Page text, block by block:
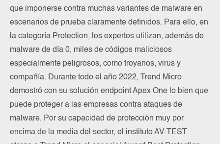
que imponerse contra muchas variantes de malware en
escenarios de prueba claramente definidos. Para ello, en
la categoría Protection, los expertos utilizan, además de
malware de día 0, miles de códigos maliciosos
especialmente peligrosos, como troyanos, virus y
compañía. Durante todo el año 2022, Trend Micro
demostró con su solución endpoint Apex One lo bien que
puede proteger a las empresas contra ataques de
malware. Por su capacidad de protección muy por
encima de la media del sector, el instituto AV-TEST